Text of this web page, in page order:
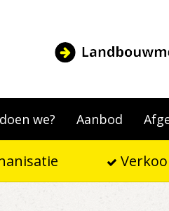
we? Aanbod